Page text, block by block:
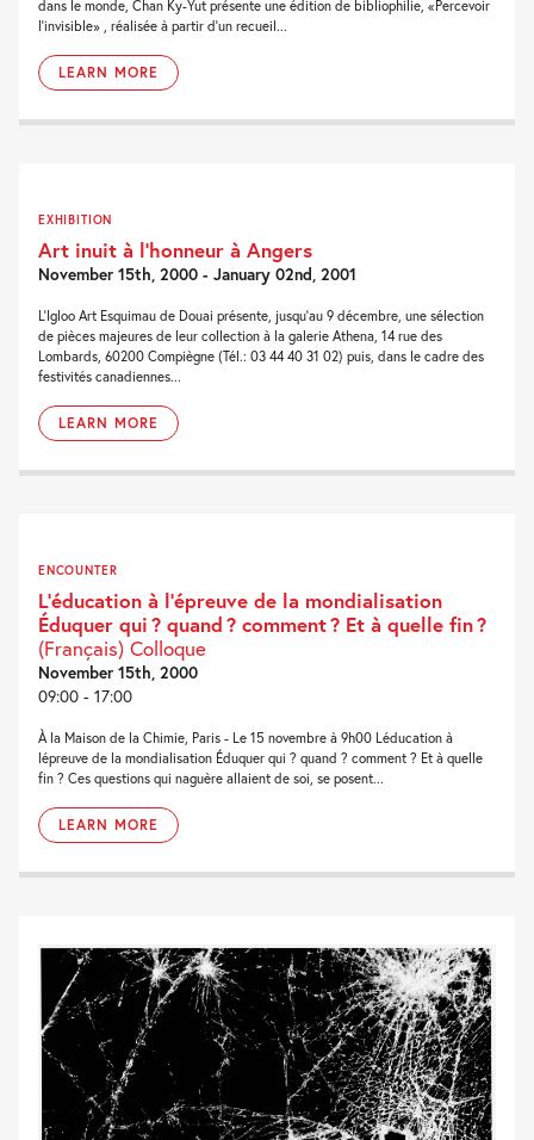
dans le monde, Chan Ky-Yut présente une édition de bibliophilie, «Percevoir
l'invisible» , réalisée à partir d'un recueil...
LEARN MORE
EXHIBITION
Art inuit à l’honneur à Angers
November 15th, 2000 - January 02nd, 2001
L'Igloo Art Esquimau de Douai présente, jusqu'au 9 décembre, une sélection
de pièces majeures de leur collection à la galerie Athena, 14 rue des
Lombards, 60200 Compiègne (Tél.: 03 44 40 31 02) puis, dans le cadre des
festivités canadiennes...
LEARN MORE
ENCOUNTER
L’éducation à l’épreuve de la mondialisation
Éduquer qui ? quand ? comment ? Et à quelle fin ?
(Français) Colloque
November 15th, 2000
09:00 - 17:00
À la Maison de la Chimie, Paris - Le 15 novembre à 9h00 Léducation à
lépreuve de la mondialisation Éduquer qui ? quand ? comment ? Et à quelle
fin ? Ces questions qui naguère allaient de soi, se posent...
LEARN MORE